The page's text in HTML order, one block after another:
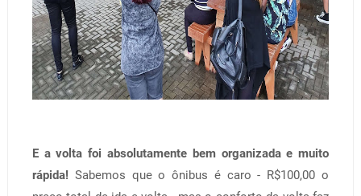
E a volta foi absolutamente bem organizada e muito
rápida! Sabemos que o ônibus é caro - R$100,00 o